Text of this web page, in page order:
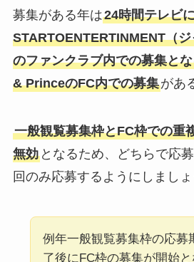
募集がある年は24時間テレビ
STARTOENTERTINMENT（
のファンクラブ内での募集と
& PrinceのFC内での募集があ
一般観覧募集枠とFC枠での重
無効となるため、どちらで応
回のみ応募するようにしましょ
例年一般観覧募集枠の応募
了後にFC枠の募集が開始と